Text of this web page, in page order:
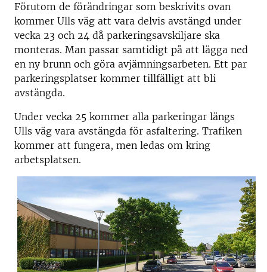
Förutom de förändringar som beskrivits ovan
kommer Ulls väg att vara delvis avstängd under
vecka 23 och 24 då parkeringsavskiljare ska
monteras. Man passar samtidigt på att lägga ned
en ny brunn och göra avjämningsarbeten. Ett par
parkeringsplatser kommer tillfälligt att bli
avstängda.
Under vecka 25 kommer alla parkeringar längs
Ulls väg vara avstängda för asfaltering. Trafiken
kommer att fungera, men ledas om kring
arbetsplatsen.